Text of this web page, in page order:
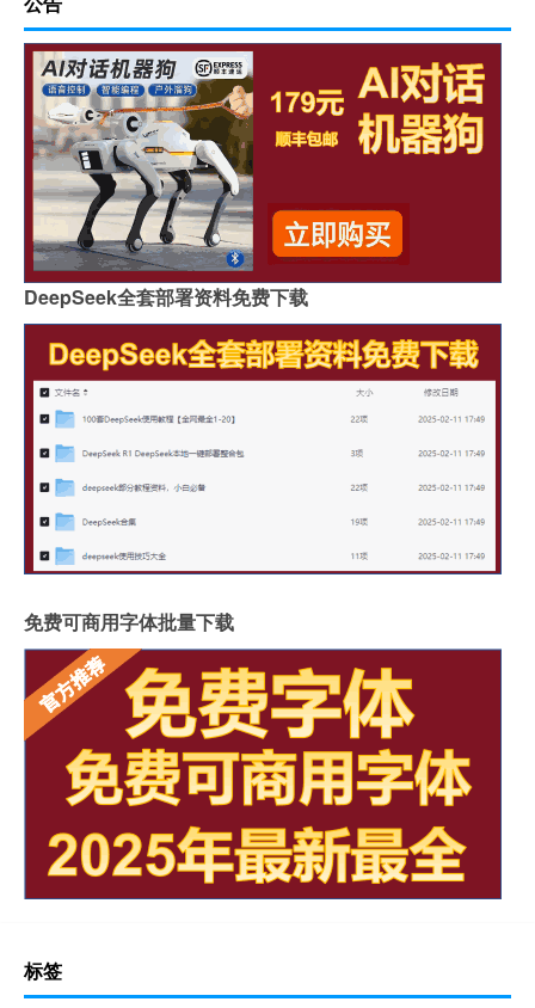
怎么区分岩石岩板的好坏
岩板茶几会变色吗吗
贵阳鱼肚金岩板茶几价格
浙江黑色的岩板叫什么
哪里买岩板茶几便宜的
岩板吊顶怎么贴瓷砖好看
哪个品牌岩板是真的白
原木岩板沙发效果图
人工花岗石和岩板哪个好
佛山著名岩板市场在哪里
桌子用哑光岩板好吗
郑州品牌岩板批发商
桌面怎么做成岩板墙
岩板背面没有品牌标识吗
怎么分辨岩板和岗石砖
广州岩板生产企业有哪些
圆岩板玄关壁画视频讲解
岩板可以包横梁吗图片
供应硅岩板设备哪家好用
广州进口岩板厂商有哪些
岩板贴墙用啥胶最好
岩板和地板哪个质量好些
影视墙怎么安装岩板灯
成都超薄岩板费用高吗
福建岩板拼接胶品牌排行
湖北现代岩板厂家有几种
整屋岩板装饰墙面好吗
岩板上的坐垫怎么清洁
冠珠陶瓷岩板产品介绍
重庆岩板卫浴多少钱
怎样加工岩板地台砖
瓷砖岩板连纹处理方法
揭阳西班牙岩板哪家好点
陶瓷岩板什么时候上市
“梯连剑外遥”的出处是哪里
佛山买岩板最多的地方
天天象棋楚汉争霸攻略40
舰队新人攻略
秦皇岛意大利岩板茶几
DeepSeek全套部署资料免费下载
免费可商用字体批量下载
标签